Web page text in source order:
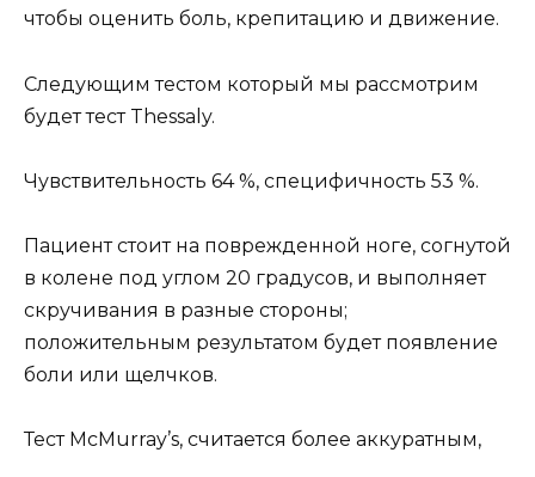
чтобы оценить боль, крепитацию и движение.
Следующим тестом который мы рассмотрим
будет тест Thessaly.
Чувствительность 64 %, специфичность 53 %.
Пациент стоит на поврежденной ноге, согнутой
в колене под углом 20 градусов, и выполняет
скручивания в разные стороны;
положительным результатом будет появление
боли или щелчков.
Тест McMurray’s, считается более аккуратным,